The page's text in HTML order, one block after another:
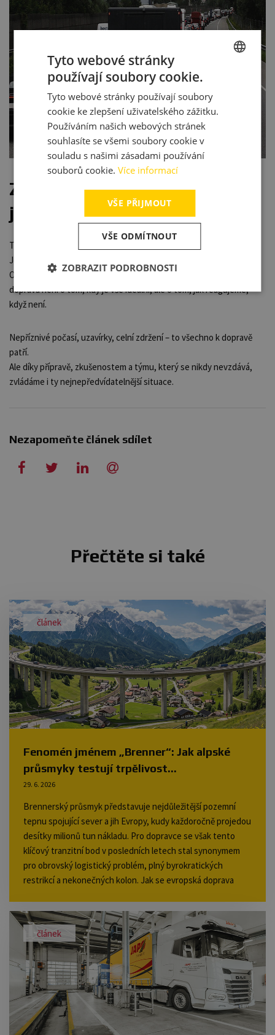
Zkušenosti, které dávají
jistotu
To, co nás odlišuje, není jen vozový park nebo technika.
Je to kombinace lidí, předvídavosti a spolupráce.
Od dispečerů přes celní specialisty až po řidiče – každý z nás ví, že
doprava není o tom, kdy je vše ideální, ale o tom, jak reagujeme,
když není.
Nepříznivé počasí, uzavírky, celní zdržení – to všechno k dopravě
patří.
Ale díky přípravě, zkušenostem a týmu, který se nikdy nevzdává,
zvládáme i ty nejnepředvídatelnější situace.
Nezapomeňte článek sdílet
Přečtěte si také
článek
Fenomén jménem „Brenner“: Jak alpské
průsmyky testují trpělivost...
29. 6. 2026
Brennerský průsmyk představuje nejdůležitější pozemní
tepnu spojující sever a jih Evropy, kudy každoročně projedou
desítky milionů tun nákladu. Pro dopravce se však tento
klíčový tranzitní bod v posledních letech stal synonymem
pro obrovský logistický problém, plný byrokratických
restrikcí a nekonečných kolon. Jak se evropská doprava
alpské překážky znamenají pro tok zboží a samotné řidiče?
Podívali jsme se na fakta.
článek
ENGLISH
Tyto webové stránky
používají soubory cookie.
Tyto webové stránky používají soubory
cookie ke zlepšení uživatelského zážitku.
Používáním našich webových stránek
souhlasíte se všemi soubory cookie v
souladu s našimi zásadami používání
souborů cookie. Více informací
VŠE PŘIJMOUT
VŠE ODMÍTNOUT
ZOBRAZIT PODROBNOSTI